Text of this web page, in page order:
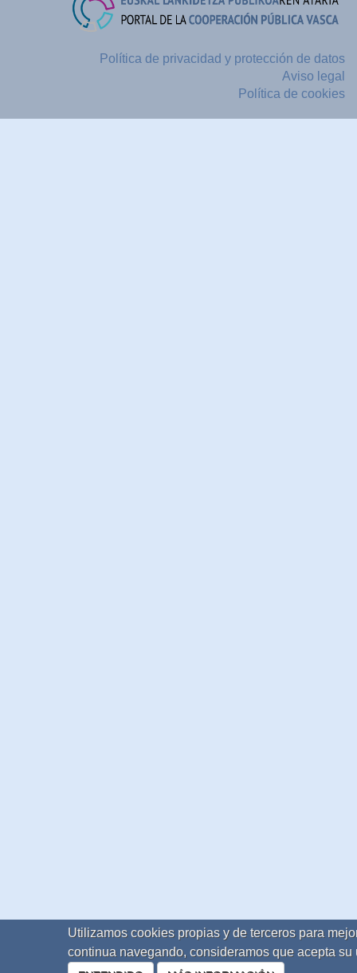
Política de privacidad y protección de datos
Aviso legal
Política de cookies
Utilizamos cookies propias y de terceros para
continua navegando, consideramos que acepta su